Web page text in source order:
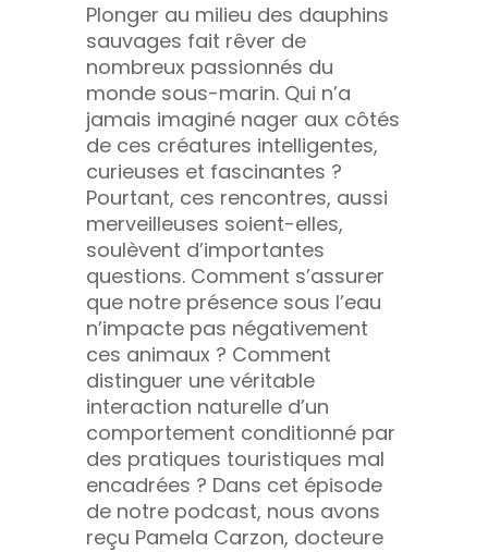
Plonger au milieu des dauphins
sauvages fait rêver de
nombreux passionnés du
monde sous-marin. Qui n’a
jamais imaginé nager aux côtés
de ces créatures intelligentes,
curieuses et fascinantes ?
Pourtant, ces rencontres, aussi
merveilleuses soient-elles,
soulèvent d’importantes
questions. Comment s’assurer
que notre présence sous l’eau
n’impacte pas négativement
ces animaux ? Comment
distinguer une véritable
interaction naturelle d’un
comportement conditionné par
des pratiques touristiques mal
encadrées ? Dans cet épisode
de notre podcast, nous avons
reçu Pamela Carzon, docteure